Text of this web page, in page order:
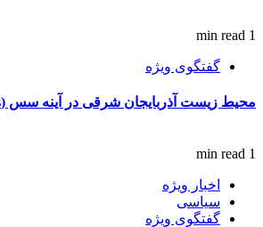
1 min read
گفتگوی ویژه
محیط زیست آذربایجان شرقی در آینه سس (sas)
1 min read
اخبار ویژه
سیاسی
گفتگوی ویژه